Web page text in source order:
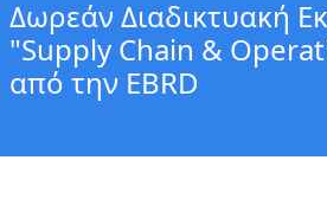
Δωρεάν Διαδικτυακή
"Supply Chain &
από την EBRD